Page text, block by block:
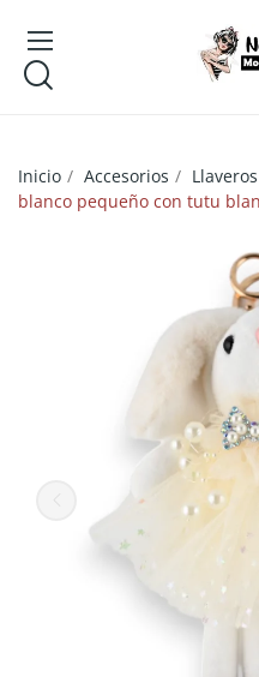
Inicio Accesorios Llaveros
blanco pequeño con tutu